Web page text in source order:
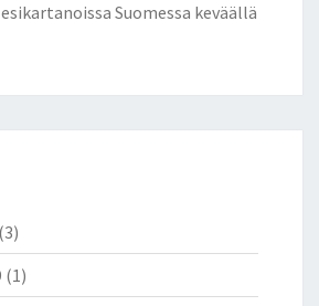
Suomessa keväällä
(3)
(1)